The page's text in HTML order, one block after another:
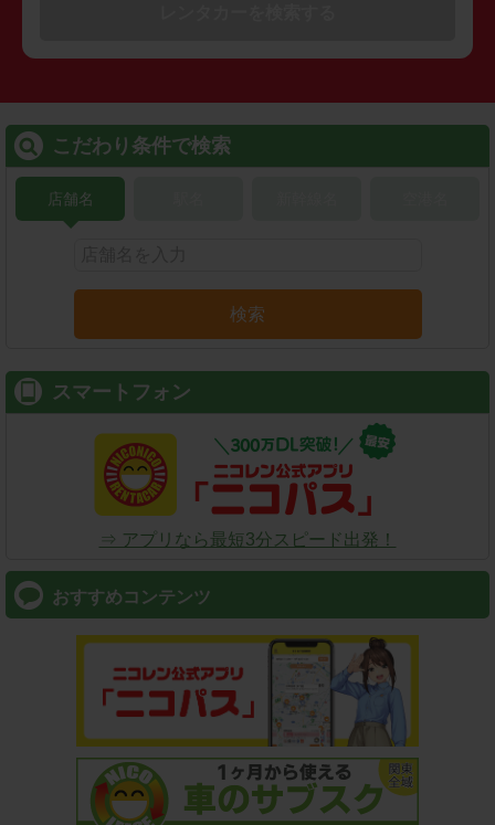
こだわり条件で検索
店舗名
検索
スマートフォン
⇒ アプリなら最短3分スピード出発！
おすすめコンテンツ